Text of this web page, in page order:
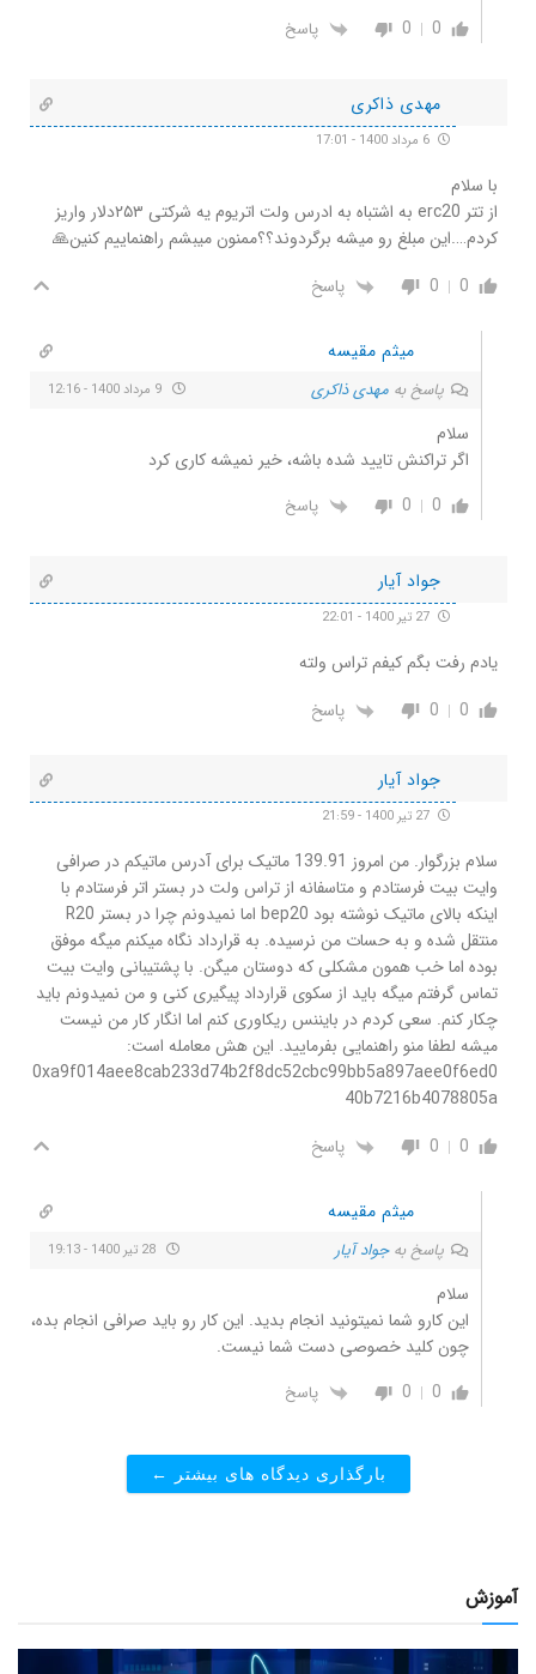
0
0 پاسخ
مهدی ذاکری
با سلام
از تتر erc20 به اشتباه به ادرس ولت اتریوم یه شرکتی ۲۵۳دلار واریز
کردم….این مبلغ رو میشه برگردوند؟؟ممنون میبشم راهنماییم کنین🙏
0
0 پاسخ
میثم مقیسه
پاسخ به مهدی ذاکری
سلام
اگر تراکنش تایید شده باشه، خیر نمیشه کاری کرد
0
0 پاسخ
جواد آیار
یادم رفت بگم کیفم تراس ولته
0
0 پاسخ
جواد آیار
سلام بزرگوار. من امروز 139.91 ماتیک برای آدرس ماتیکم در صرافی
وایت بیت فرستادم و متاسفانه از تراس ولت در بستر اتر فرستادم با
اینکه بالای ماتیک نوشته بود bep20 اما نمیدونم چرا در بستر R20
منتقل شده و به حسات من نرسیده. به قرارداد نگاه میکنم میگه موفق
بوده اما خب همون مشکلی که دوستان میگن. با پشتیبانی وایت بیت
تماس گرفتم میگه باید از سکوی قرارداد پیگیری کنی و من نمیدونم باید
چکار کنم. سعی کردم در بایننس ریکاوری کنم اما انگار کار من نیست
میشه لطفا منو راهنمایی بفرمایید. این هش معامله است:
0xa9f014aee8cab233d74b2f8dc52cbc99bb5a897aee0f6ed0
40b7216b4078805a
0
0 پاسخ
میثم مقیسه
پاسخ بهجواد آیار
سلام
این کارو شما نمیتونید انجام بدید. این کار رو باید صرافی انجام بده،
چون کلید خصوصی دست شما نیست.
0
0 پاسخ
بارگذاری دیدگاه های بیشتر ←
آموزش